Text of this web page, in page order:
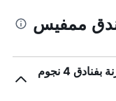
ممفيس
هل الأسعار في فندق ممفيس قابلة للمقارنة بفنادق 4 نجوم